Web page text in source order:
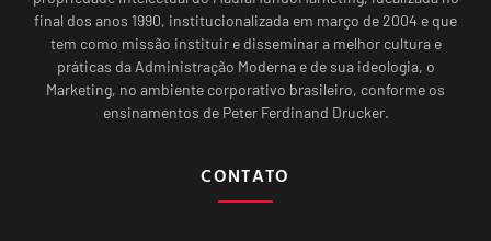
final dos anos 1990, institucionalizada em março de 2004 e que
tem como missão instituir e disseminar a melhor cultura e
práticas da Administração Moderna e de sua ideologia, o
Marketing, no ambiente corporativo brasileiro, conforme os
ensinamentos de Peter Ferdinand Drucker.
CONTATO